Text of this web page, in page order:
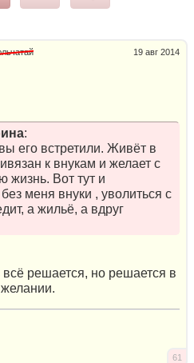
19 авг 2014
:
его встретили. Живёт в
к внукам и желает с
жизнь. Вот тут и
меня внуки , уволиться с
а жильё, а вдруг
решается, но решается в
61